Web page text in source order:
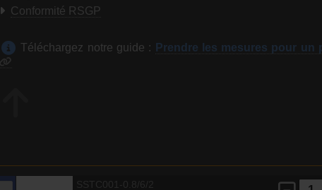
Conformité RSGP
Téléchargez notre guide : Prendre les mesures pour un